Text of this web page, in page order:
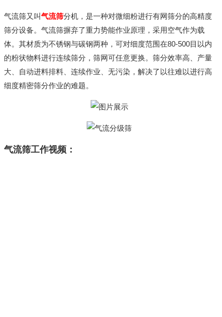
气流筛又叫气流筛分机，是一种对微细粉进行有网筛分的高精度
筛分设备。气流筛摒弃了重力势能作业原理，采用空气作为载
体。其材质为不锈钢与碳钢两种，可对细度范围在80-500目以内
的粉状物料进行连续筛分，筛网可任意更换。筛分效率高、产量
大、自动进料排料、连续作业、无污染，解决了以往难以进行高
细度精密筛分作业的难题。
气流筛工作视频：